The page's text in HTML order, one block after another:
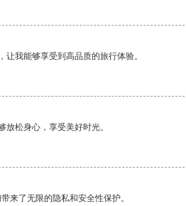
我能够享受到高品质的旅行体验。
松身心，享受美好时光。
来了无限的隐私和安全性保护。